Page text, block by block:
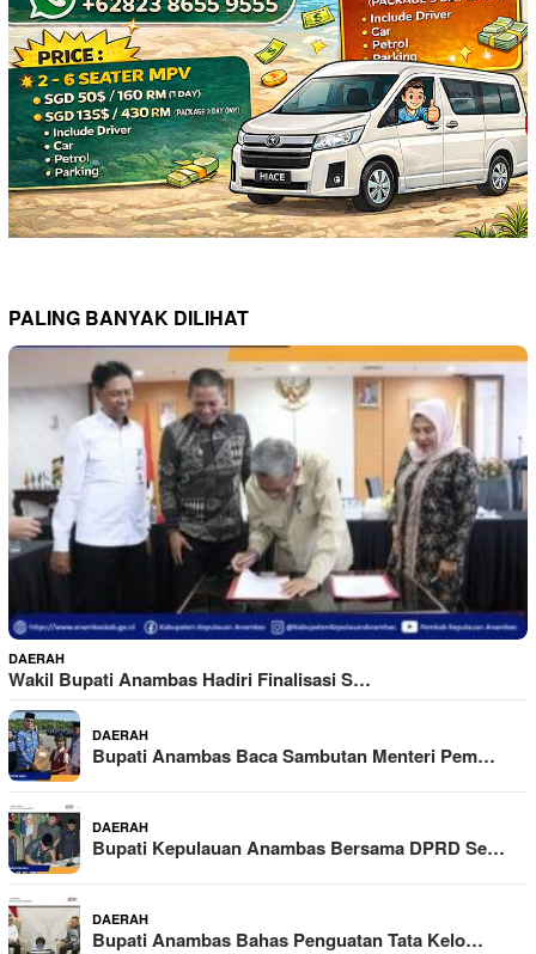
PALING BANYAK DILIHAT
DAERAH
Wakil Bupati Anambas Hadiri Finalisasi S…
DAERAH
Bupati Anambas Baca Sambutan Menteri Pem…
DAERAH
Bupati Kepulauan Anambas Bersama DPRD Se…
DAERAH
Bupati Anambas Bahas Penguatan Tata Kelo…